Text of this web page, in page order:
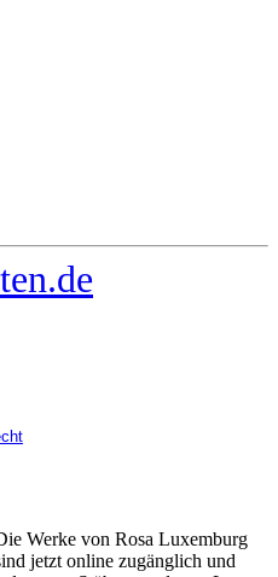
Werke von Rosa Luxemburg
jetzt online zugänglich und